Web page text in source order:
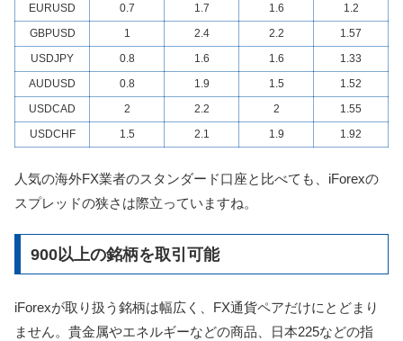
EURUSD
0.7 1.7 1.6
1.2
GBPUSD
1 2.4 2.2
1.57
USDJPY
0.8 1.6 1.6
1.33
AUDUSD
0.8 1.9 1.5
1.52
USDCAD
2 2.2 2
1.55
USDCHF
1.5 2.1 1.9 1.92
人気の海外FX業者のスタンダード口座と比べても、iForexの
スプレッドの狭さは際立っていますね。
900以上の銘柄を取引可能
iForexが取り扱う銘柄は幅広く、FX通貨ペアだけにとどまり
ません。貴金属やエネルギーなどの商品、日本225などの指